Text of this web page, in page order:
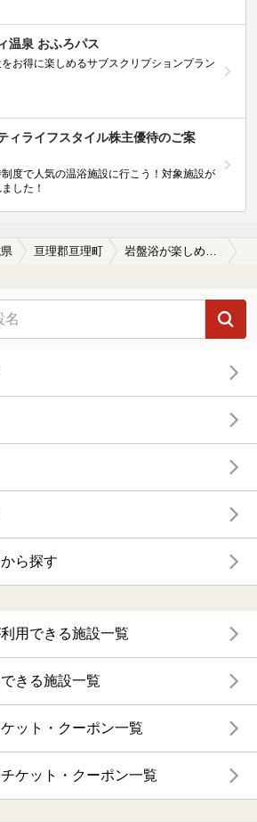
温泉 おふろパス
お得に楽しめるサブスクリプションプラン
ィライフスタイル株主優待のご案
度で人気の温浴施設に行こう！対象施設が
した！
亘理郡亘理町
ら探す
用できる施設一覧
きる施設一覧
ット・クーポン一覧
ケット・クーポン一覧